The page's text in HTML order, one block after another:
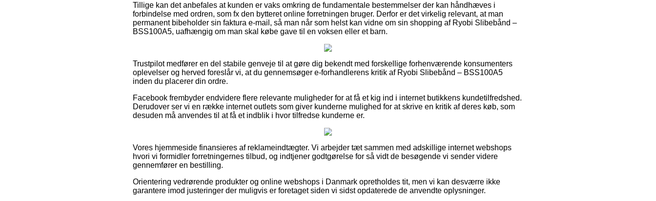
Tillige kan det anbefales at kunden er vaks omkring de fundamentale bestemmelser der kan håndhæves i
forbindelse med ordren, som fx den bytteret online forretningen bruger. Derfor er det virkelig relevant, at man
permanent bibeholder sin faktura e-mail, så man når som helst kan vidne om sin shopping af Ryobi Slibebånd –
BSS100A5, uafhængig om man skal købe gave til en voksen eller et barn.
Trustpilot medfører en del stabile genveje til at gøre dig bekendt med forskellige forhenværende konsumenters
oplevelser og herved foreslår vi, at du gennemsøger e-forhandlerens kritik af Ryobi Slibebånd – BSS100A5
inden du placerer din ordre.
Facebook frembyder endvidere flere relevante muligheder for at få et kig ind i internet butikkens kundetilfredshed.
Derudover ser vi en række internet outlets som giver kunderne mulighed for at skrive en kritik af deres køb, som
desuden må anvendes til at få et indblik i hvor tilfredse kunderne er.
Vores hjemmeside finansieres af reklameindtægter. Vi arbejder tæt sammen med adskillige internet webshops
hvori vi formidler forretningernes tilbud, og indtjener godtgørelse for så vidt de besøgende vi sender videre
gennemfører en bestilling.
Orientering vedrørende produkter og online webshops i Danmark opretholdes tit, men vi kan desværre ikke
garantere imod justeringer der muligvis er foretaget siden vi sidst opdaterede de anvendte oplysninger.